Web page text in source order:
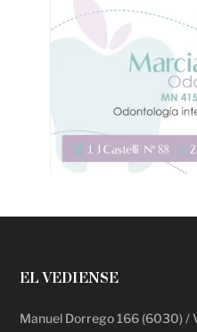
EL VEDIENSE
Manuel Dorrego 166 (6030) /